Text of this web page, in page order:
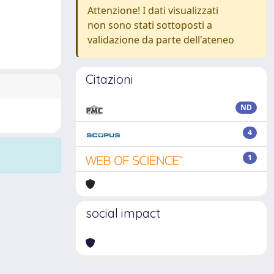
Attenzione! I dati visualizzati
non sono stati sottoposti a
validazione da parte dell'ateneo
Citazioni
ND
4
1
social impact